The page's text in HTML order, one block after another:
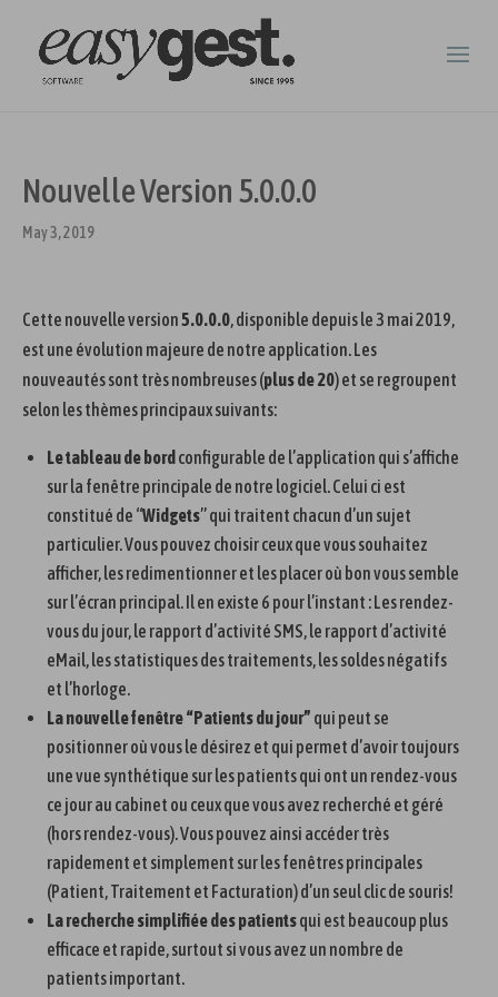
Nouvelle Version 5.0.0.0
May 3, 2019
Cette nouvelle version5.0.0.0, disponible depuis le 3 mai 2019,
est une évolution majeure de notre application. Les
nouveautés sont très nombreuses (plus de 20) et se regroupent
selon les thèmes principaux suivants:
Le tableau de bordconfigurable de l’application qui s’affiche
sur la fenêtre principale de notre logiciel. Celui ci est
constitué de “Widgets” qui traitent chacun d’un sujet
particulier. Vous pouvez choisir ceux que vous souhaitez
afficher, les redimentionner et les placer où bon vous semble
sur l’écran principal. Il en existe 6 pour l’instant : Les rendez-
vous du jour, le rapport d’activité SMS, le rapport d’activité
eMail, les statistiques des traitements, les soldes négatifs
et l’horloge.
La nouvelle fenêtre “Patients du jour” qui peut se
positionner où vous le désirez et qui permet d’avoir toujours
une vue synthétique sur les patients qui ont un rendez-vous
ce jour au cabinet ou ceux que vous avez recherché et géré
(hors rendez-vous). Vous pouvez ainsi accéder très
rapidement et simplement sur les fenêtres principales
(Patient, Traitement et Facturation) d’un seul clic de souris!
La recherche simplifiée des patientsqui est beaucoup plus
efficace et rapide, surtout si vous avez un nombre de
patients important.